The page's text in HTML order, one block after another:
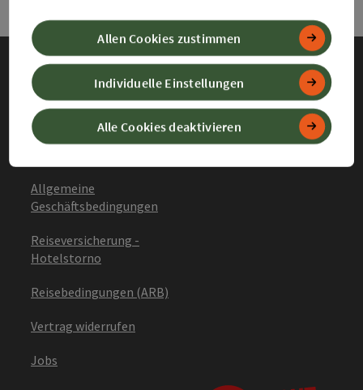
Impressum
Datenschutz
Allgemeine
Geschäftsbedingungen
Reiseversicherung -
Hotelstorno
Reisebedingungen (ARB)
Vertrag widerrufen
Jobs
Alle Cookies deaktivieren
Individuelle Einstellungen
Allen Cookies zustimmen